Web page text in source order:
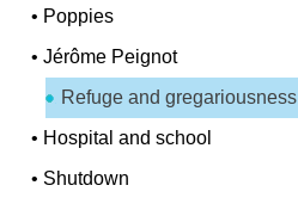
• Poppies
•Jérôme Peignot
Refuge and gregariousness
• Hospital and school
• Shutdown